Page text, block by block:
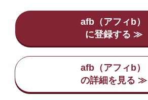
afb（アフィb）
afb（アフィb）